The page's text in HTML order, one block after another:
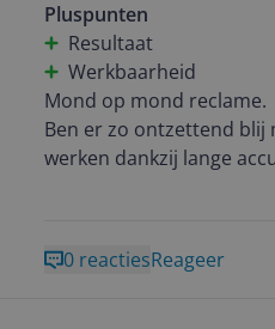
Mond op mond reclame.
Ben er zo ontzettend blij
werken dankzij lange
Pluspunten
Resultaat
Werkbaarheid
0 reactiesReageer